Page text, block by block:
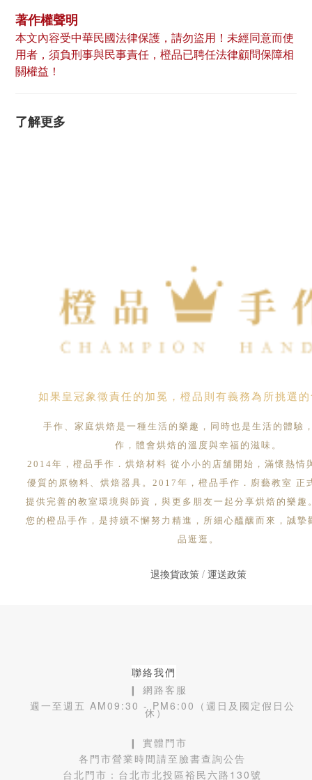
著作權聲明
本文內容受中華民國法律保護，請勿盜用！未經同意而使
用者，須負刑事與民事責任，橙品已聘任法律顧問保障相
關權益！
了解更多
如果皇冠象徵責任的加冕，橙品則有義務為所挑選
手作、家庭烘焙是一種生活的樂趣，同時也是生活的體驗
作，體會烘焙的溫度與幸福的滋味。
2014年，橙品手作．烘焙材料 從小小的店舖開始，滿懷熱情
優質的原物料、烘焙器具。2017年，橙品手作．廚藝教室 正
提供完善的教室環境與師資，與更多朋友一起分享烘焙的樂趣
您的橙品手作，是持續不懈努力精進，所細心醞釀而來，誠摯
品逛逛。
退換貨政策/ 運送政策
聯絡我們
❙ 網路客服
週一至週五 AM09:30 - PM6:00（週日及國定假日公
休）
❙ 實體門市
各門市營業時間請至臉書查詢公告
台北門市： 台北市北投區裕民六路130號